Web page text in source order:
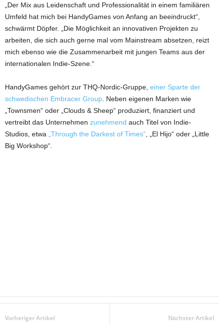
„Der Mix aus Leidenschaft und Professionalität in einem familiären
Umfeld hat mich bei HandyGames von Anfang an beeindruckt“,
schwärmt Döpfer. „Die Möglichkeit an innovativen Projekten zu
arbeiten, die sich auch gerne mal vom Mainstream absetzen, reizt
mich ebenso wie die Zusammenarbeit mit jungen Teams aus der
internationalen Indie-Szene.“
HandyGames gehört zur THQ-Nordic-Gruppe, einer Sparte der
schwedischen Embracer Group . Neben eigenen Marken wie
„Townsmen“ oder „Clouds & Sheep“ produziert, finanziert und
vertreibt das Unternehmen zunehmend auch Titel von Indie-
Studios, etwa
„Through the Darkest of Times“ , „El Hijo“ oder „Little
Big Workshop“.
Vorheriger Artikel Nächster Artikel